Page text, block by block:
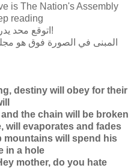
is The Nation's Assembly
reading
اتوقع محد يدري شنو انا اتكلم عنه غير الكويتين!
المبنى في الصورة فوق هو
destiny will obey for their
the chain will be broken
will evaporates and fades
mountains will spend his
in a hole
mother, do you hate